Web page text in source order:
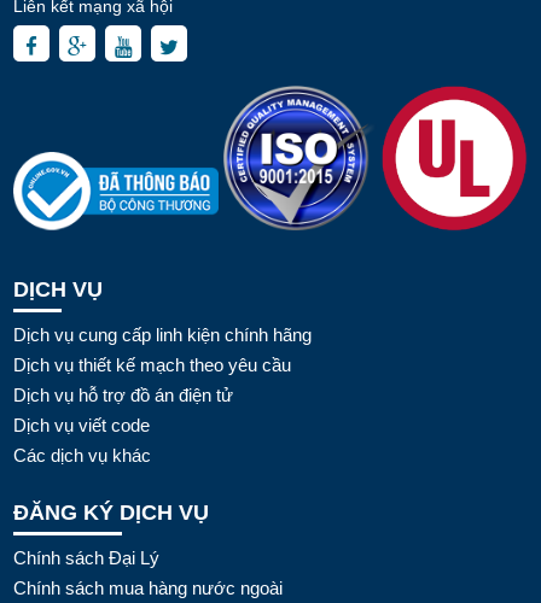
Liên kết mạng xã hội
DỊCH VỤ
Dịch vụ cung cấp linh kiện chính hãng
Dịch vụ thiết kế mạch theo yêu cầu
Dịch vụ hỗ trợ đồ án điện tử
Dịch vụ viết code
Các dịch vụ khác
ĐĂNG KÝ DỊCH VỤ
Chính sách Đại Lý
Chính sách mua hàng nước ngoài